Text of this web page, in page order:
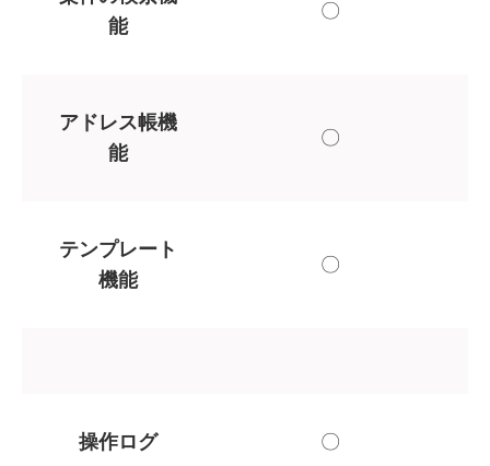
能
〇
アドレス帳機
能
〇
テンプレート
機能
〇
操作ログ 〇